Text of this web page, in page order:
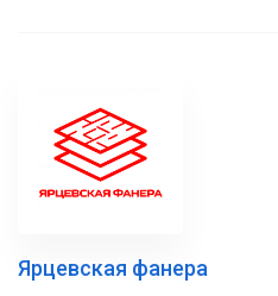
Ярцевская фанера